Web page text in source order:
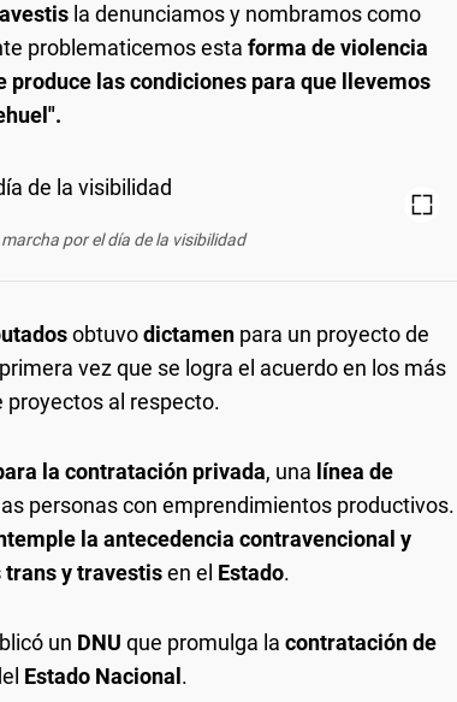
la denunciamos y nombramos como
problematicemos esta forma de violencia
produce las condiciones para que llevemos
por el día de la visibilidad
obtuvodictamen para un proyecto de
vez que se logra el acuerdo en los más
proyectos al respecto.
la contratación privada, una línea de
personas con emprendimientos productivos.
la antecedencia contravencional y
trans y travestisen el Estado.
un DNU que promulga la contratación de
Estado Nacional.